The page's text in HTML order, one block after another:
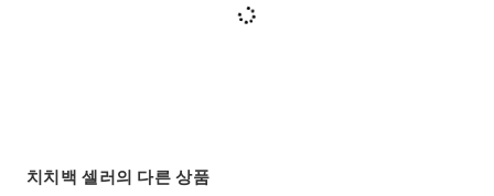
치치백 셀러의 다른 상품